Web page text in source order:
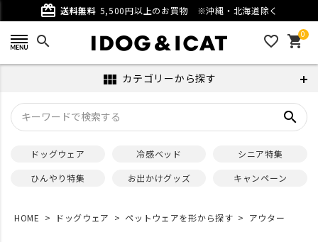
card_giftcard 送料無料 5,500円以上のお買物 ※沖縄・北海道除く
search favorite_outline 0
shopping_cart
view_module カテゴリーから探す
search
ドッグウェア 冷感ベッド
シニア特集
ひんやり特集
お出かけグッズ キャンペーン
HOME ドッグウェア ペットウェアを形から探す アウター